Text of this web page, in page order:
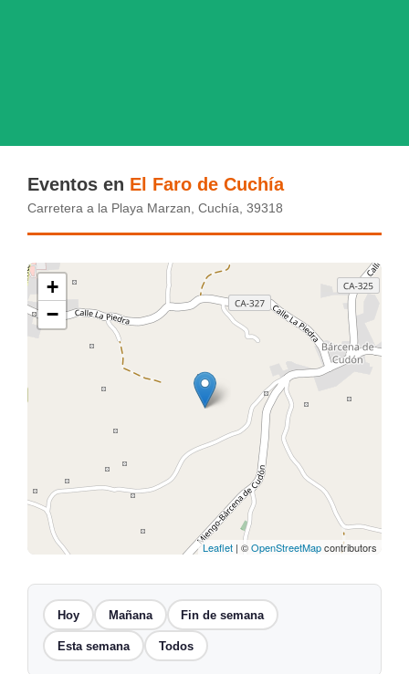
Eventos en El Faro de Cuchía
Carretera a la Playa Marzan, Cuchía, 39318
+
−
Leaflet | ©OpenStreetMapcontributors
Hoy Mañana Fin de semana
Esta semana Todos